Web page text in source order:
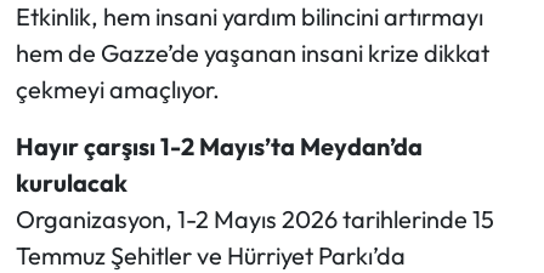
Etkinlik, hem insani yardım bilincini artırmayı
hem de Gazze’de yaşanan insani krize dikkat
çekmeyi amaçlıyor.
Hayır çarşısı 1-2 Mayıs’ta Meydan’da
kurulacak
Organizasyon, 1-2 Mayıs 2026 tarihlerinde 15
Temmuz Şehitler ve Hürriyet Parkı’da